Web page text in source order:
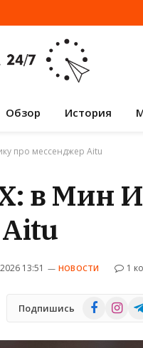
Обзор История
про мессенджер Aitu
в Мин
13:51 НОВОСТИ 1
Подпишись Facebook